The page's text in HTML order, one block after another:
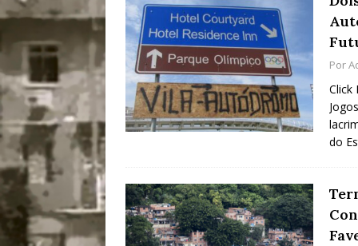
Por
Click
do